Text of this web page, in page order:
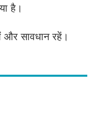
है।
और सावधान रहें।